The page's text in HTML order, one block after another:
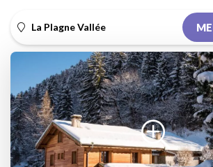
La Plagne Vallée